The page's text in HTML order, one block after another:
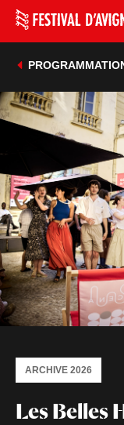
Les Belles
ARCHIVE 2026